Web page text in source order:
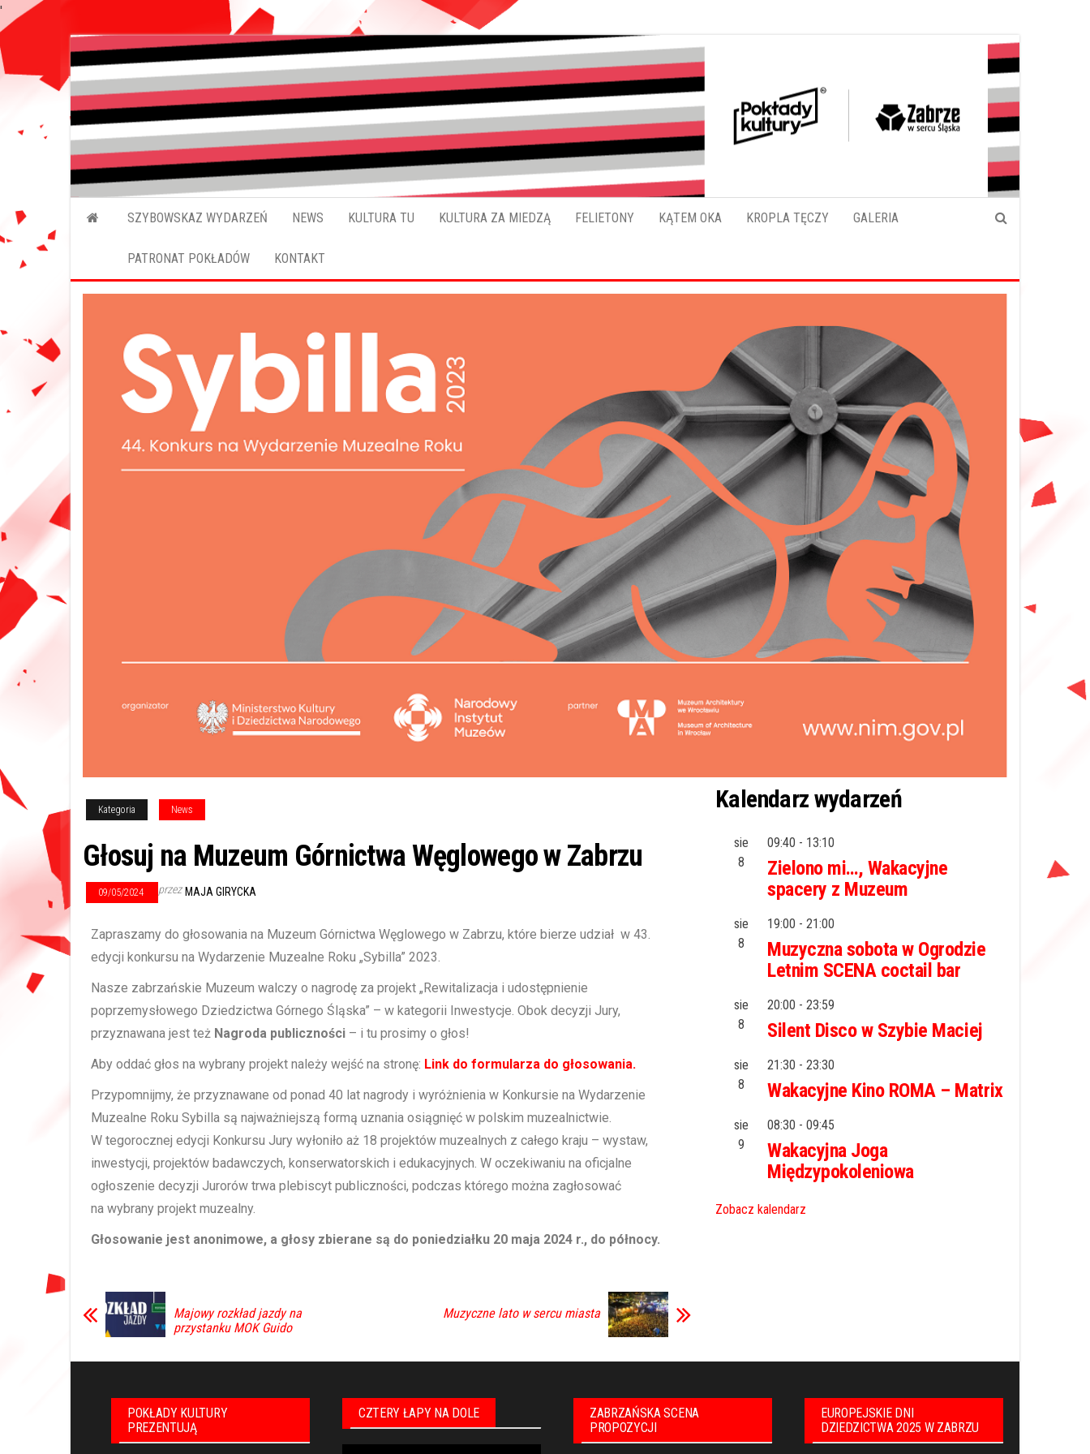
'
Pokładykultury.eu
SZYBOWSKAZ WYDARZEŃ NEWS KULTURA TU KULTURA ZA MIEDZĄ FELIETONY KĄTEM OKA KROPLA TĘCZY GALERIA
PATRONAT POKŁADÓW KONTAKT
Kategoria News
Głosuj na Muzeum Górnictwa Węglowego w Zabrzu
09/05/2024 przez MAJA GIRYCKA
Zapraszamy do głosowania na Muzeum Górnictwa Węglowego w Zabrzu, które bierze udział w 43.
edycji konkursu na Wydarzenie Muzealne Roku „Sybilla” 2023.
Nasze zabrzańskie Muzeum walczy o nagrodę za projekt „Rewitalizacja i udostępnienie
poprzemysłowego Dziedzictwa Górnego Śląska” – w kategorii Inwestycje. Obok decyzji Jury,
przyznawana jest też Nagroda publiczności – i tu prosimy o głos!
Aby oddać głos na wybrany projekt należy wejść na stronę: Link do formularza do głosowania.
Przypomnijmy, że przyznawane od ponad 40 lat nagrody i wyróżnienia w Konkursie na Wydarzenie
Muzealne Roku Sybilla są najważniejszą formą uznania osiągnięć w polskim muzealnictwie.
W tegorocznej edycji Konkursu Jury wyłoniło aż 18 projektów muzealnych z całego kraju – wystaw,
inwestycji, projektów badawczych, konserwatorskich i edukacyjnych. W oczekiwaniu na oficjalne
ogłoszenie decyzji Jurorów trwa plebiscyt publiczności, podczas którego można zagłosować
na wybrany projekt muzealny.
Głosowanie jest anonimowe, a głosy zbierane są do poniedziałku 20 maja 2024 r., do północy.
Majowy rozkład jazdy na
przystanku MOK Guido
Muzyczne lato w sercu miasta
Kalendarz wydarzeń
sie
8
09:40 - 13:10
Zielono mi…, Wakacyjne
spacery z Muzeum
sie
8
19:00 - 21:00
Muzyczna sobota w Ogrodzie
Letnim SCENA coctail bar
sie
8
20:00 - 23:59
Silent Disco w Szybie Maciej
sie
8
21:30 - 23:30
Wakacyjne Kino ROMA – Matrix
sie
9
08:30 - 09:45
Wakacyjna Joga
Międzypokoleniowa
Zobacz kalendarz
POKŁADY KULTURY
PREZENTUJĄ
CZTERY ŁAPY NA DOLE
ZABRZAŃSKA SCENA
PROPOZYCJI
EUROPEJSKIE DNI
DZIEDZICTWA 2025 W ZABRZU